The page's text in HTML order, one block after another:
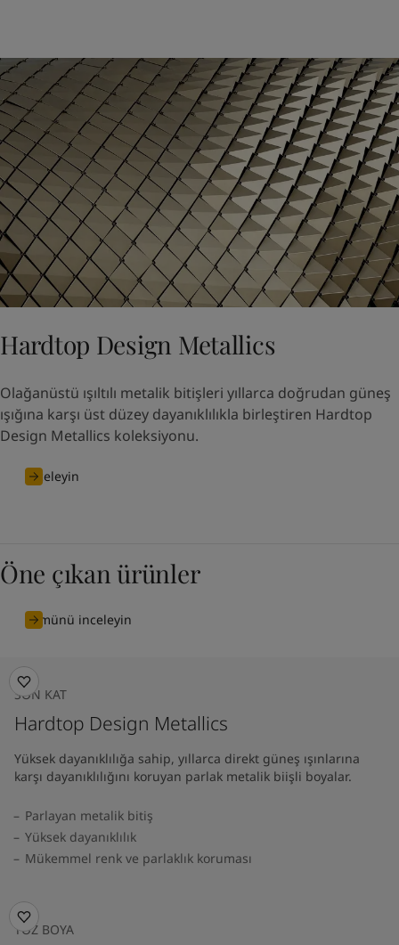
Hardtop Design Metallics
Olağanüstü ışıltılı metalik bitişleri yıllarca doğrudan güneş
ışığına karşı üst düzey dayanıklılıkla birleştiren Hardtop
Design Metallics koleksiyonu.
İnceleyin
Öne çıkan ürünler
Tümünü inceleyin
SON KAT
Hardtop Design Metallics
Yüksek dayanıklılığa sahip, yıllarca direkt güneş ışınlarına
karşı dayanıklılığını koruyan parlak metalik biişli boyalar.
Parlayan metalik bitiş
Yüksek dayanıklılık
Mükemmel renk ve parlaklık koruması
TOZ BOYA